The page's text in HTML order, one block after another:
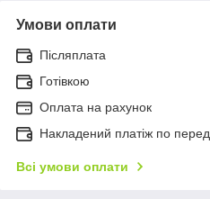
Умови оплати
Післяплата
Готівкою
Оплата на рахунок
Накладений платіж по
Всі умови оплати